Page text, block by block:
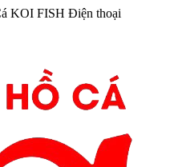
KOI FISH Điện thoại